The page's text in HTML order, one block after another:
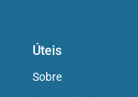
Úteis
Sobre